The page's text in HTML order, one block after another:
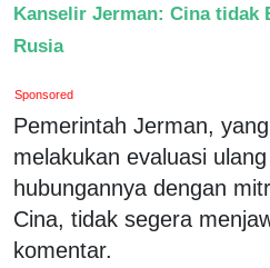
Kanselir Jerman: Cina tidak
Rusia
Sponsored
Pemerintah Jerman,
melakukan evaluasi
hubungannya dengan
Cina, tidak segera
komentar.